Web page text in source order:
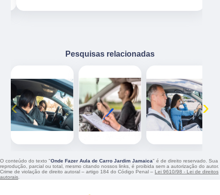
Pesquisas relacionadas
‹ ›
O conteúdo do texto "Onde Fazer Aula de Carro Jardim Jamaica" é de direito reservado. Sua
reprodução, parcial ou total, mesmo citando nossos links, é proibida sem a autorização do autor.
Crime de violação de direito autoral – artigo 184 do Código Penal – Lei 9610/98 - Lei de direitos
autorais